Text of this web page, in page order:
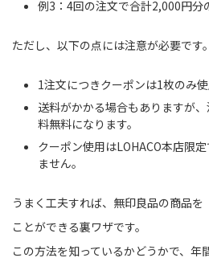
例3：4回の注文で合計2,000円分
ただし、以下の点には注意が必要です。
1注文につきクーポンは1枚のみ使
送料がかかる場合もありますが
料無料になります。
クーポン使用はLOHACO本店限
ません。
うまく工夫すれば、無印良品の商品を
ことができる裏ワザです。
この方法を知っているかどうかで、年